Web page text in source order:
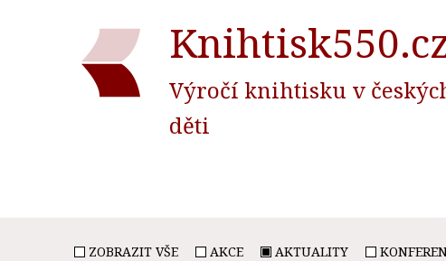
Výročí knihtisku v
děti
ZOBRAZIT VŠE AKCE AKTUALITY